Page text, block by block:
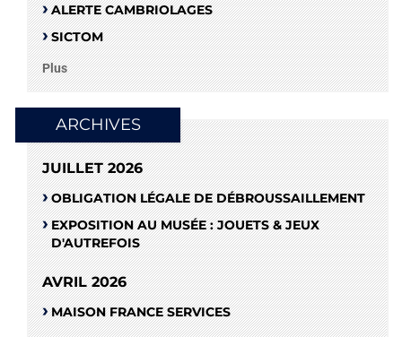
ALERTE CAMBRIOLAGES
SICTOM
Plus
ARCHIVES
JUILLET 2026
OBLIGATION LÉGALE DE DÉBROUSSAILLEMENT
EXPOSITION AU MUSÉE : JOUETS & JEUX
D'AUTREFOIS
AVRIL 2026
MAISON FRANCE SERVICES